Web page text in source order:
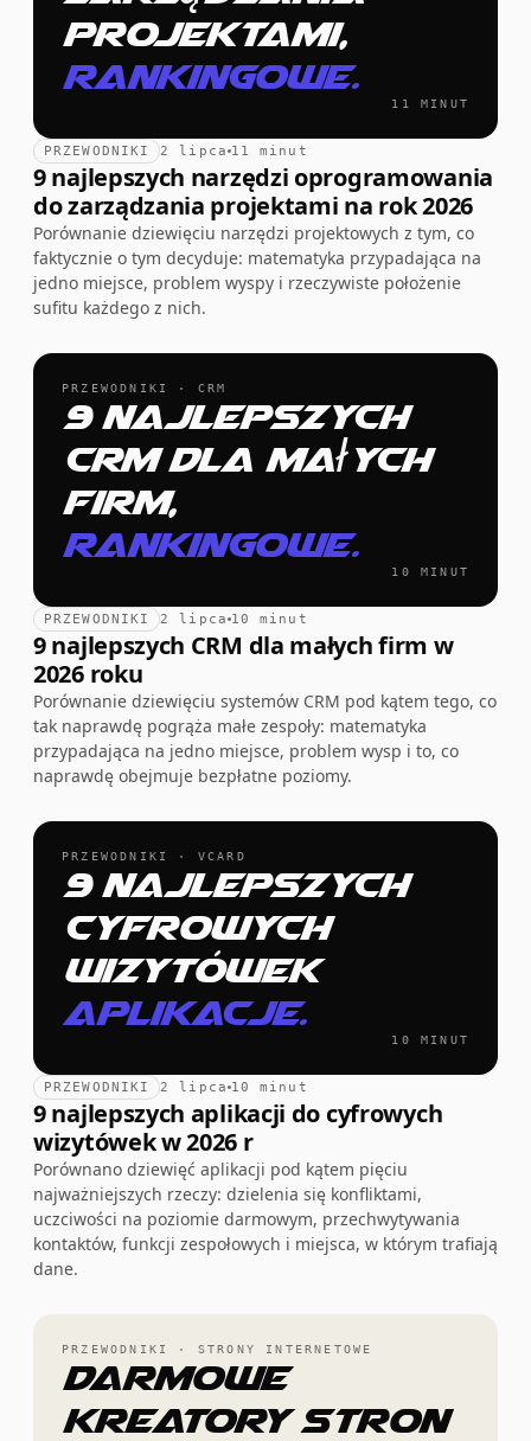
projektami,
rankingowe.
11 MINUT
PRZEWODNIKI 2 lipca 11 minut
9 najlepszych narzędzi oprogramowania
do zarządzania projektami na rok 2026
Porównanie dziewięciu narzędzi projektowych z tym, co
faktycznie o tym decyduje: matematyka przypadająca na
jedno miejsce, problem wyspy i rzeczywiste położenie
sufitu każdego z nich.
PRZEWODNIKI · CRM
9 najlepszych
CRM dla małych
firm,
rankingowe.
10 MINUT
PRZEWODNIKI 2 lipca 10 minut
9 najlepszych CRM dla małych firm w
2026 roku
Porównanie dziewięciu systemów CRM pod kątem tego, co
tak naprawdę pogrąża małe zespoły: matematyka
przypadająca na jedno miejsce, problem wysp i to, co
naprawdę obejmuje bezpłatne poziomy.
PRZEWODNIKI · VCARD
9 najlepszych
cyfrowych
wizytówek
aplikacje.
10 MINUT
PRZEWODNIKI 2 lipca 10 minut
9 najlepszych aplikacji do cyfrowych
wizytówek w 2026 r
Porównano dziewięć aplikacji pod kątem pięciu
najważniejszych rzeczy: dzielenia się konfliktami,
uczciwości na poziomie darmowym, przechwytywania
kontaktów, funkcji zespołowych i miejsca, w którym trafiają
dane.
PRZEWODNIKI · STRONY INTERNETOWE
Darmowe
kreatory stron